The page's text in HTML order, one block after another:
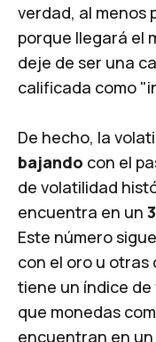
verdad, al menos
porque llegará el
deje de ser una
calificada como
De hecho, la
bajando con el
de volatilidad
encuentra en un
Este número
con el oro u otras
tiene un índice
que monedas
encuentran en